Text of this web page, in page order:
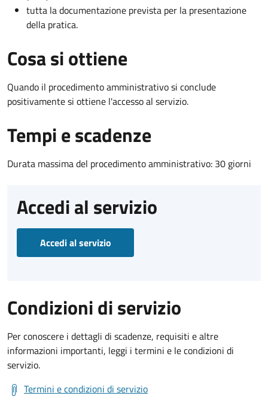
tutta la documentazione prevista per la presentazione
della pratica.
Cosa si ottiene
Quando il procedimento amministrativo si conclude
positivamente si ottiene l'accesso al servizio.
Tempi e scadenze
Durata massima del procedimento amministrativo: 30 giorni
Accedi al servizio
Accedi al servizio
Condizioni di servizio
Per conoscere i dettagli di scadenze, requisiti e altre
informazioni importanti, leggi i termini e le condizioni di
servizio.
Termini e condizioni di servizio